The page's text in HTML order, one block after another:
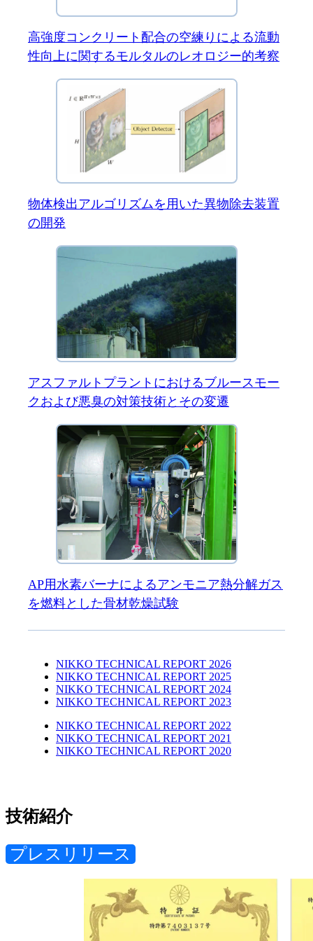
高強度コンクリート配合の空練りによる流動
性向上に関するモルタルのレオロジー的考察
物体検出アルゴリズムを用いた異物除去装置
の開発
アスファルトプラントにおけるブルースモー
クおよび悪臭の対策技術とその変遷
AP用水素バーナによるアンモニア熱分解ガス
を燃料とした骨材乾燥試験
NIKKO TECHNICAL REPORT 2026
NIKKO TECHNICAL REPORT 2025
NIKKO TECHNICAL REPORT 2024
NIKKO TECHNICAL REPORT 2023
NIKKO TECHNICAL REPORT 2022
NIKKO TECHNICAL REPORT 2021
NIKKO TECHNICAL REPORT 2020
技術紹介
プレスリリース